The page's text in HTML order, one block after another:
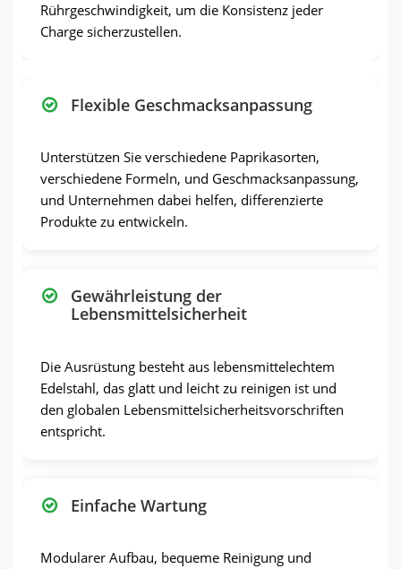
Rührgeschwindigkeit, um die Konsistenz jeder
Charge sicherzustellen.
Flexible Geschmacksanpassung
Unterstützen Sie verschiedene Paprikasorten,
verschiedene Formeln, und Geschmacksanpassung,
und Unternehmen dabei helfen, differenzierte
Produkte zu entwickeln.
Gewährleistung der
Lebensmittelsicherheit
Die Ausrüstung besteht aus lebensmittelechtem
Edelstahl, das glatt und leicht zu reinigen ist und
den globalen Lebensmittelsicherheitsvorschriften
entspricht.
Einfache Wartung
Modularer Aufbau, bequeme Reinigung und